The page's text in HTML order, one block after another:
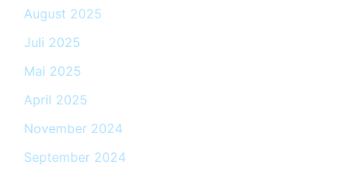
August 2025
Juli 2025
Mai 2025
April 2025
November 2024
September 2024